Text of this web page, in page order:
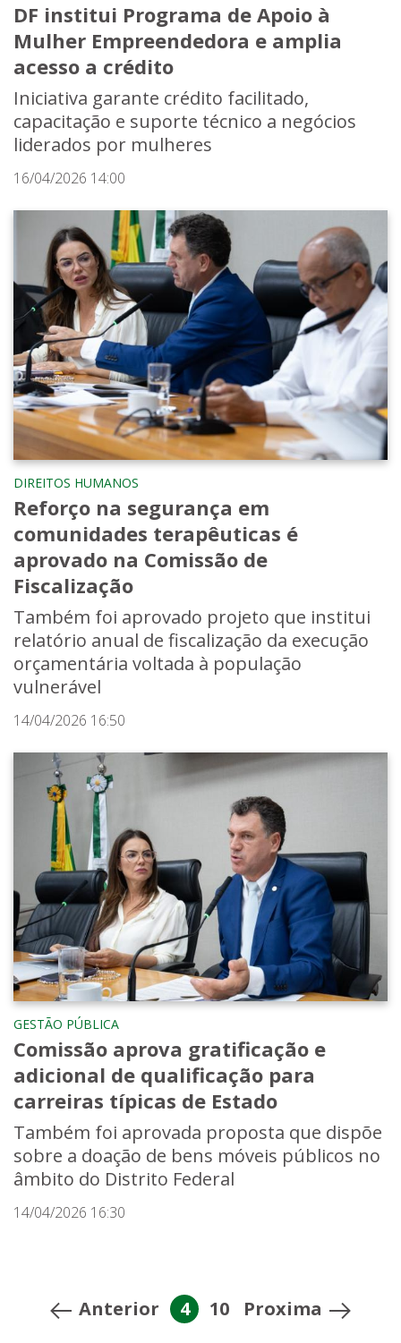
DF institui Programa de Apoio à
Mulher Empreendedora e amplia
acesso a crédito
Iniciativa garante crédito facilitado,
capacitação e suporte técnico a negócios
liderados por mulheres
16/04/2026 14:00
DIREITOS HUMANOS
Reforço na segurança em
comunidades terapêuticas é
aprovado na Comissão de
Fiscalização
Também foi aprovado projeto que institui
relatório anual de fiscalização da execução
orçamentária voltada à população
vulnerável
14/04/2026 16:50
GESTÃO PÚBLICA
Comissão aprova gratificação e
adicional de qualificação para
carreiras típicas de Estado
Também foi aprovada proposta que dispõe
sobre a doação de bens móveis públicos no
âmbito do Distrito Federal
14/04/2026 16:30
Anterior 4 10 Proxima